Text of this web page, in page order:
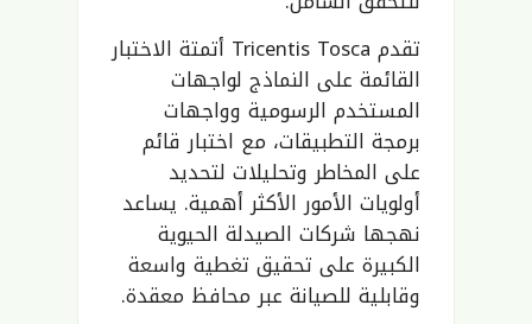
تقدم Tricentis Tosca أتمتة الاختبار
القائمة على النماذج لواجهات
المستخدم الرسومية وواجهات
برمجة التطبيقات، مع اختبار قائم
على المخاطر وتحليلات لتحديد
أولويات الأمور الأكثر أهمية. يساعد
نهجها شركات الصيدلة الحيوية
الكبيرة على تحقيق تغطية واسعة
وقابلية للصيانة عبر محافظ معقدة.